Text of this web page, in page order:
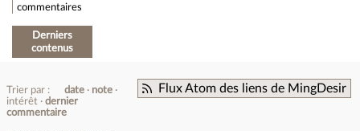
commentaires
Derniers
contenus
Flux Atom des liens de MingDesir
Trier par : date
note
intérêt
dernier
commentaire